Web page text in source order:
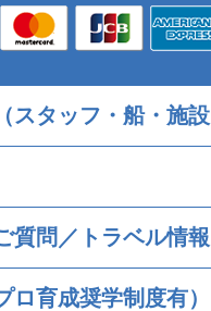
スタッフ・船・施
質問／トラベル情報
ロ育成奨学制度有）